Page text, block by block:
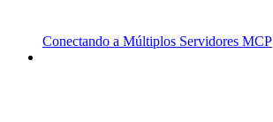
Conectando a Múltiplos Servidores MCP